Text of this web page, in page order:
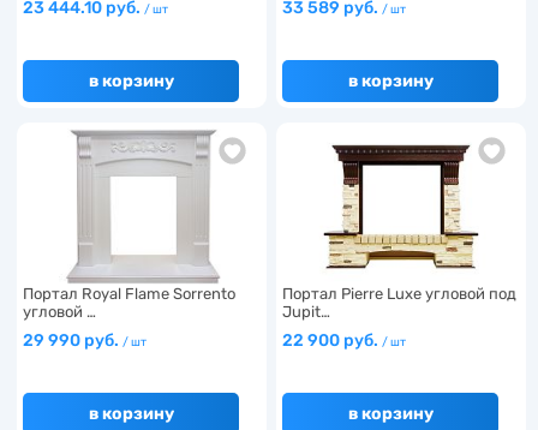
23 444.10 руб. / шт
в корзину
33 589 руб. / шт
в корзину
Портал Royal Flame Sorrento
угловой …
29 990 руб. / шт
в корзину
Портал Pierre Luxe угловой под
Jupit…
22 900 руб. / шт
в корзину